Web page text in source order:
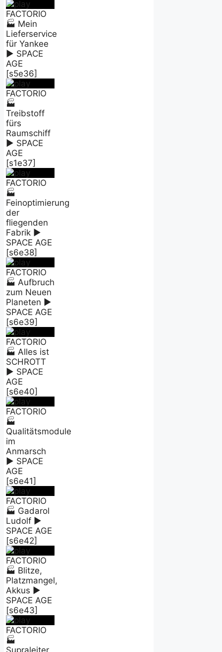
FACTORIO
🏭 Mein
Lieferservice
für Yankee
► SPACE
AGE
[s5e36]
FACTORIO
🏭
Treibstoff
fürs
Raumschiff
► SPACE
AGE
[s1e37]
FACTORIO
🏭
Feinoptimierung
der
fliegenden
Fabrik ►
SPACE AGE
[s6e38]
FACTORIO
🏭 Aufbruch
zum Neuen
Planeten ►
SPACE AGE
[s6e39]
FACTORIO
🏭 Alles ist
SCHROTT
► SPACE
AGE
[s6e40]
FACTORIO
🏭
Qualitätsmodule
im
Anmarsch
► SPACE
AGE
[s6e41]
FACTORIO
🏭 Gadarol
Ludolf ►
SPACE AGE
[s6e42]
FACTORIO
🏭 Blitze,
Platzmangel,
Akkus ►
SPACE AGE
[s6e43]
FACTORIO
🏭